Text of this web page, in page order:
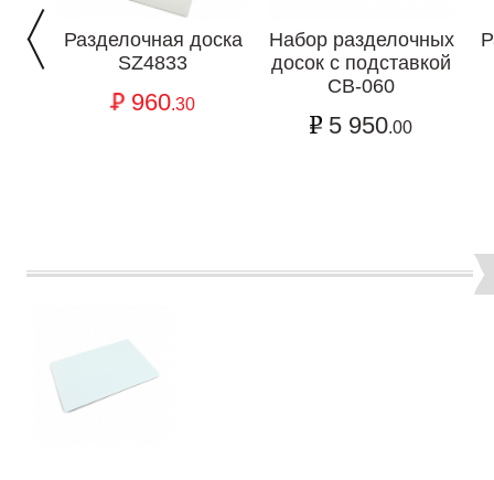
Разделочная доска
SZ4833
960.30
Набор разделочных
досок с подставкой
CB-060
5 950.00